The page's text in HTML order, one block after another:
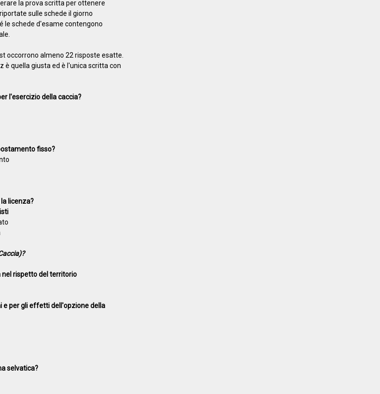
la prova scritta per ottenere
sulle schede il giorno
le schede d'esame contengono
occorrono almeno 22 risposte esatte.
è quella giusta ed è l'unica scritta con
l'esercizio della caccia?
fisso?
licenza?
rispetto del territorio
e per gli effetti dell'opzione della
selvatica?